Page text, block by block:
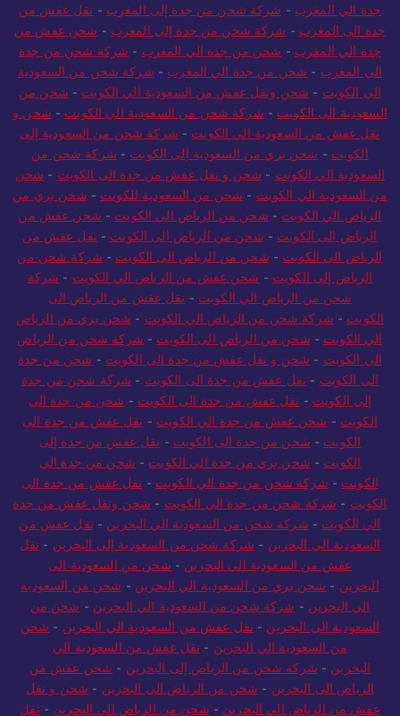
جدة الى المغرب- شحن من جدة الى المغرب-شحن ونقل عفش من
جدة الي المغرب-شركة شحن من جدة إلى المغرب-نقل عفش من
جدة الى المغرب - شركة شحن من جدة إلى المغرب- شحن عفش من
جدة الي المغرب- شحن من جدة الي المغرب -شركة شحن من جدة
الي المغرب -شحن من جدة الي المغرب-شركة شحن من السعودية
الى الكويت
-شحن ونقل عفش من السعودية الي الكويت-شحن من
السعودية الى الكويت-شركة شحن من السعودية الي الكويت -شحن و
نقل عفش من السعودية الي الكويت -شركة شحن من السعودية إلى
الكويت- شحن بري من السعودية إلى الكويت- شركة شحن من
السعودية الي الكويت-شحن و نقل عفش من جدة الى الكويت - شحن
من السعودية الي الكويت-شحن من السعودية للكويت-شحن بري من
الرياض الي الكويت- شحن من الرياض الي الكويت- شحن عفش من
الرياض الى الكويت-شحن من الرياض الى الكويت-نقل عفش من
الرياض الى الكويت- شحن من الرياض الى الكويت -شركة شحن من
الرياض إلى الكويت- شحن عفش من الرياض الي الكويت -شركة
شحن من الرياض الي الكويت-
نقل عفش من الرياض الى
الكويت-شركة شحن من الرياض الي الكويت - شحن بري من الرياض
الي الكويت - شحن من الرياض الى الكويت-
شركة شحن من الرياض
الي الكويت- شحن و نقل عفش من جدة الى الكويت-شحن من جدة
الى الكويت-نقل عفش من جدة الى الكويت-شركة شحن من جدة
إلى الكويت- نقل عفش من جدة الى الكويت-
شحن من جدة الى
الكويت-شحن عفش من جدة الي الكويت-
نقل عفش من جدة الى
الكويت - شحن من جدة الى الكويت-نقل عفش من جدة إلى
الكويت- شحن بري من جدة الي الكويت-شحن من جدة الي
الكويت-شركة شحن من جدة الي الكويت -نقل عفش من جدة الى
الكويت-شركة شحن من جدة الي الكويت-
شحن ونقل عفش من جدة
الي الكويت- شركة شحن من السعودية الي البحرين-
نقل عفش من
السعودية الي البحرين-شركة شحن من السعودية إلى البحرين
عفش من السعودية الي البحرين
-شحن من السعودية الى
البحرين-شحن بري من السعودية الي البحرين -شحن من السعودية
الي البحرين
-شركة شحن من السعودية الي البحرين-شحن من
السعودية الى البحرين- نقل عفش من السعودية الي البحرين-
من السعودية الي البحرين-نقل عفش من السعودية الي
البحرين- شركة شحن من الرياض إلى البحرين-شحن عفش من
الرياض الى البحرين
-شحن من الرياض الى البحرين -شحن و نقل